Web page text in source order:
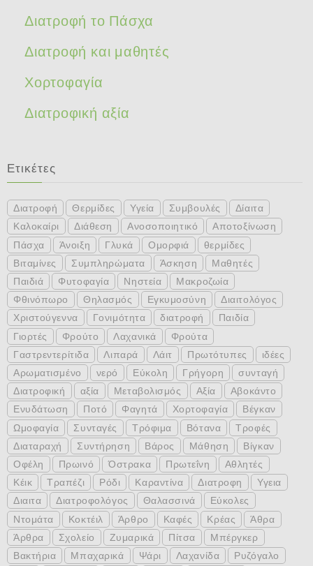
Διατροφή το Πάσχα
Διατροφή και μαθητές
Χορτοφαγία
Διατροφική αξία
Ετικέτες
Διατροφή Θερμίδες Υγεία Συμβουλές
Δίαιτα
Καλοκαίρι
Διάθεση Ανοσοποιητικό
Αποτοξίνωση
Πάσχα
Άνοιξη Γλυκά Ομορφιά
θερμίδες
Βιταμίνες
Συμπληρώματα Άσκηση
Μαθητές
Παιδιά
Φυτοφαγία Νηστεία
Μακροζωία
Φθινόπωρο
Θηλασμός Εγκυμοσύνη
Διαιτολόγος
Χριστούγεννα
Γονιμότητα διατροφή
Παιδία
Γιορτές
Φρούτο Λαχανικά
Φρούτα
Γαστρεντερίτιδα
Λιπαρά Λάιτ Πρωτότυπες
ιδέες
Αρωματισμένο
νερό Εύκολη Γρήγορη
συνταγή
Διατροφική
αξία Μεταβολισμός Αξία
Αβοκάντο
Ενυδάτωση
Ποτό Φαγητά Χορτοφαγία
Βέγκαν
Ωμοφαγία
Συνταγές Τρόφιμα Βότανα
Τροφές
Διαταραχή
Συντήρηση Βάρος Μάθηση
Βίγκαν
Οφέλη
Πρωινό Όστρακα Πρωτεΐνη
Αθλητές
Κέικ
Τραπέζι Ρόδι Καραντίνα Διατροφη
Υγεια
Διαιτα
Διατροφολόγος Θαλασσινά
Εύκολες
Ντομάτα
Κοκτέιλ Άρθρο Καφές Κρέας
Άθρα
Άρθρα
Σχολείο Ζυμαρικά Πίτσα
Μπέργκερ
Βακτήρια
Μπαχαρικά Ψάρι Λαχανίδα Ρυζόγαλο